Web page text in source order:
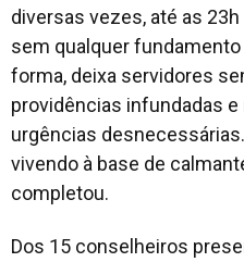
diversas vezes, até as
sem qualquer
forma, deixa servidores
providências infundadas
urgências
vivendo à base de
completou.
Dos 15 conselheiros